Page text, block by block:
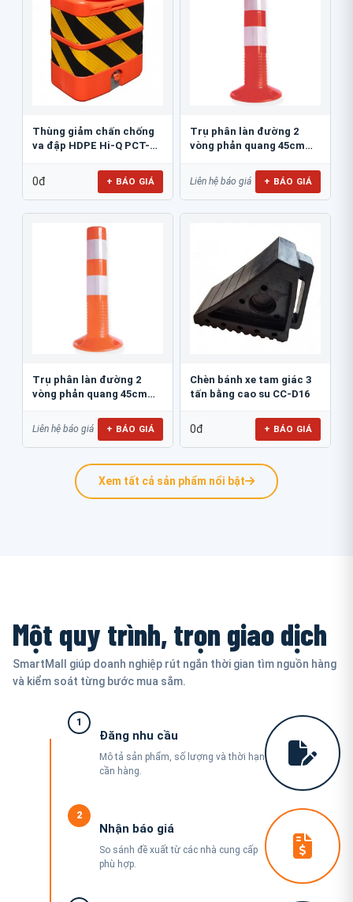
Thùng giảm chấn chống
va đập HDPE Hi-Q PCT-
0đ + BÁO GIÁ
Trụ phân làn đường 2
vòng phản quang 45cm
Liên hệ báo giá + BÁO GIÁ
Trụ phân làn đường 2
vòng phản quang 45cm
Liên hệ báo giá + BÁO GIÁ
Chèn bánh xe tam giác 3
tấn bằng cao su CC-D16
0đ + BÁO GIÁ
Xem tất cả sản phẩm nổi bật
Một quy trình, trọn giao dịch
SmartMall giúp doanh nghiệp rút ngắn thời gian tìm nguồn hàng
và kiểm soát từng bước mua sắm.
1
Đăng nhu cầu
Mô tả sản phẩm, số lượng và thời hạn
cần hàng.
2
Nhận báo giá
So sánh đề xuất từ các nhà cung cấp
phù hợp.